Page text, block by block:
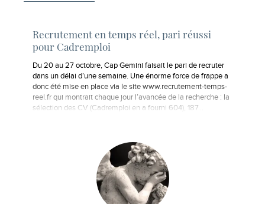
Recrutement en temps réel, pari réussi
pour Cadremploi
Du 20 au 27 octobre, Cap Gemini faisait le pari de recruter
dans un délai d’une semaine. Une énorme force de frappe a
donc été mise en place via le site www.recrutement-temps-
reel.fr qui montrait chaque jour l’avancée de la recherche : la
sélection des CV (Cadremploi en a fourni 604), 187…